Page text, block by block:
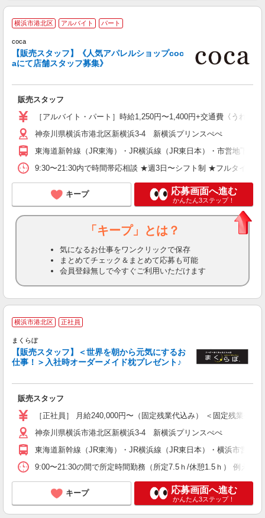
横浜市港北区 アルバイト パート
coca
【販売スタッフ】《人気アパレルショップcoc
aにて店舗スタッフ募集》
販売スタッフ
［アルバイト・パート］時給1,250円〜1,400円+交通費〈うれし
神奈川県横浜市港北区新横浜3-4 新横浜プリンスぺぺ
東海道新幹線（JR東海）・JR横浜線（JR東日本）・市営地下鉄
9:30〜21:30内で時間帯応相談 ★週3日〜シフト制 ★フルタイム・
キープ 応募画面へ進む
かんたん3ステップ！
「キープ」とは？
気になるお仕事をワンクリックで保存
まとめてチェック＆まとめて応募も可能
会員登録無しで今すぐご利用いただけます
横浜市港北区 正社員
まくらぼ
【販売スタッフ】＜世界を朝から元気にするお
仕事！＞入社時オーダーメイド枕プレゼント♪
販売スタッフ
［正社員］ 月給240,000円〜（固定残業代込み） ＜固定残業代
神奈川県横浜市港北区新横浜3-4 新横浜プリンスぺぺ
東海道新幹線（JR東海）・JR横浜線（JR東日本）・横浜市営地
9:00〜21:30の間で所定時間勤務（所定7.5ｈ/休憩1.5ｈ） 例えば
キープ 応募画面へ進む
かんたん3ステップ！